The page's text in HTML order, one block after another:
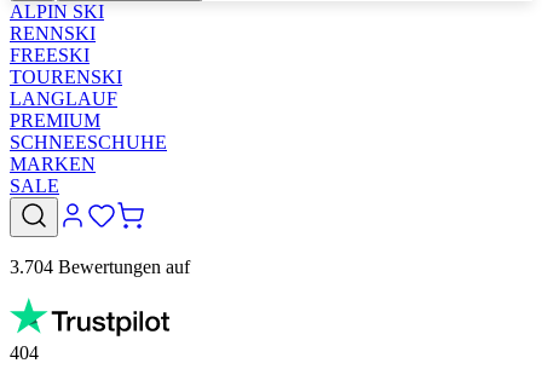
ALPIN SKI
RENNSKI
FREESKI
TOURENSKI
LANGLAUF
PREMIUM
SCHNEESCHUHE
MARKEN
SALE
3.704 Bewertungen auf
404